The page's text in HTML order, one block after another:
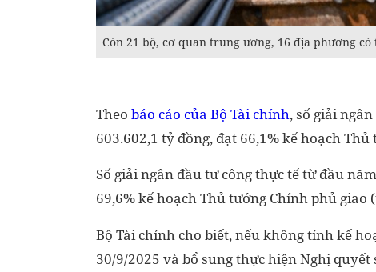
Còn 21 bộ, cơ quan trung ương, 16 địa phương
Theo báo cáo của Bộ Tài chính, số giải
603.602,1 tỷ đồng, đạt 66,1% kế hoạch
Số giải ngân đầu tư công thực tế từ đầu
69,6% kế hoạch Thủ tướng Chính phủ
Bộ Tài chính cho biết, nếu không tính kế
30/9/2025 và bổ sung thực hiện Nghị